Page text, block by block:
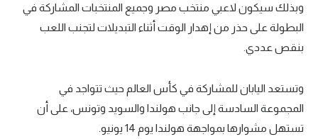
وبذلك سيكون لاعبي منتخب مصر وجميع المنتخبات المشاركة في
البطولة على حذر من إهدار الوقت أثناء التبديلات لتجنب اللعب
بنقص عددي.
وتستعد اليابان للمشاركة في كأس العالم حيث تتواجد في
المجموعة السادسة إلى جانب هولندا والسويد وتونس، على أن
تستهل مشوارها بمواجهة هولندا يوم 14 يونيو.